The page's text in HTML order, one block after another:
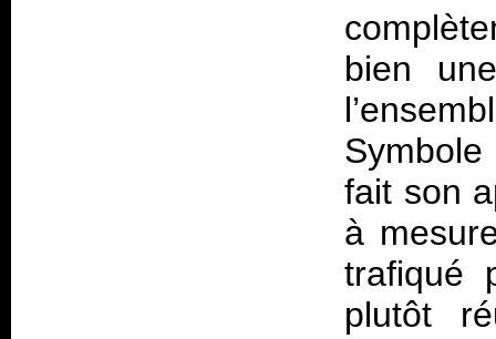
bien
fait son
à
trafiqué
plutôt